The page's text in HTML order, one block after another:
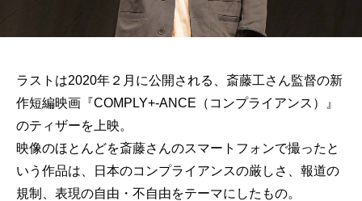
ラストは2020年２月に公開される、斎藤工さん監督の新
作短編映画『COMPLY+-ANCE（コンプライアンス）』
のティザーを上映。
映像のほとんどを斎藤さんのスマートフォンで撮ったと
いう作品は、日本のコンプライアンスの厳しさ、報道の
規制、表現の自由・不自由をテーマにしたもの。